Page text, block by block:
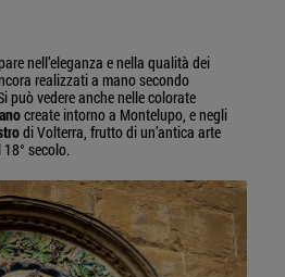
nell’eleganza e nella qualità dei
realizzati a mano secondo
può vedere anche nelle colorate
create intorno a Montelupo, e negli
di Volterra, frutto di un’antica arte
secolo.